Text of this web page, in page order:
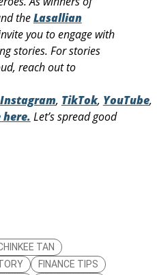
theLasallian
you to engage with
stories. For stories
reach out to
Instagram, TikTok, YouTube,
here. Let’s spread good
TAN
FINANCE TIPS